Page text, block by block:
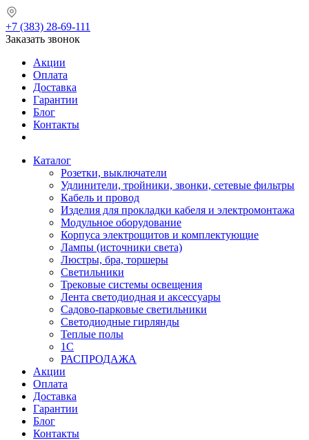
+7 (383) 28-69-111
Заказать звонок
Акции
Оплата
Доставка
Гарантии
Блог
Контакты
Каталог
Розетки, выключатели
Удлинители, тройники, звонки, сетевые фильтры
Кабель и провод
Изделия для прокладки кабеля и электромонтажа
Модульное оборудование
Корпуса электрощитов и комплектующие
Лампы (источники света)
Люстры, бра, торшеры
Светильники
Трековые системы освещения
Лента светодиодная и аксессуары
Садово-парковые светильники
Светодиодные гирлянды
Теплые полы
1С
РАСПРОДАЖА
Акции
Оплата
Доставка
Гарантии
Блог
Контакты